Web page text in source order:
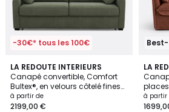
-30€* tous les 100€
LA REDOUTE INTERIEURS
Canapé convertible, Comfort
Bultex®, en velours côtelé fines
côtes, TIMOR
à partir de
2199,00 €
5
/
5
5
Couleurs
LA
chiné,
à partir
5
/
5
9